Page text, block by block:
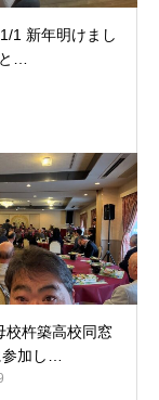
1 新年明けまし
…
杵築高校同窓
参加し…